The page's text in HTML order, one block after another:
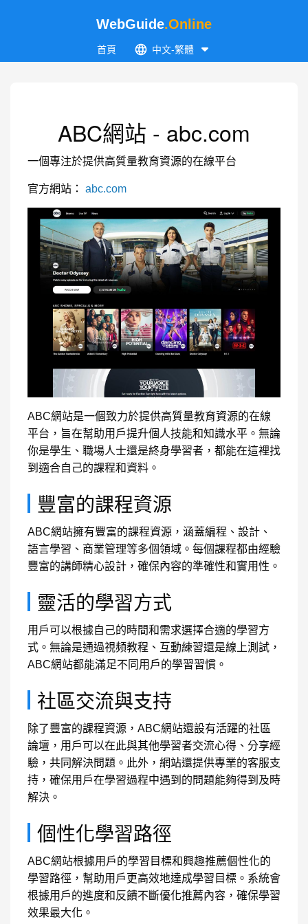
WebGuide.Online
首頁 中文-繁體
ABC網站 - abc.com
一個專注於提供高質量教育資源的在線平台
官方網站： abc.com
ABC網站是一個致力於提供高質量教育資源的在線
平台，旨在幫助用戶提升個人技能和知識水平。無論
你是學生、職場人士還是終身學習者，都能在這裡找
到適合自己的課程和資料。
豐富的課程資源
ABC網站擁有豐富的課程資源，涵蓋編程、設計、
語言學習、商業管理等多個領域。每個課程都由經驗
豐富的講師精心設計，確保內容的準確性和實用性。
靈活的學習方式
用戶可以根據自己的時間和需求選擇合適的學習方
式。無論是通過視頻教程、互動練習還是線上測試，
ABC網站都能滿足不同用戶的學習習慣。
社區交流與支持
除了豐富的課程資源，ABC網站還設有活躍的社區
論壇，用戶可以在此與其他學習者交流心得、分享經
驗，共同解決問題。此外，網站還提供專業的客服支
持，確保用戶在學習過程中遇到的問題能夠得到及時
解決。
個性化學習路徑
ABC網站根據用戶的學習目標和興趣推薦個性化的
學習路徑，幫助用戶更高效地達成學習目標。系統會
根據用戶的進度和反饋不斷優化推薦內容，確保學習
效果最大化。